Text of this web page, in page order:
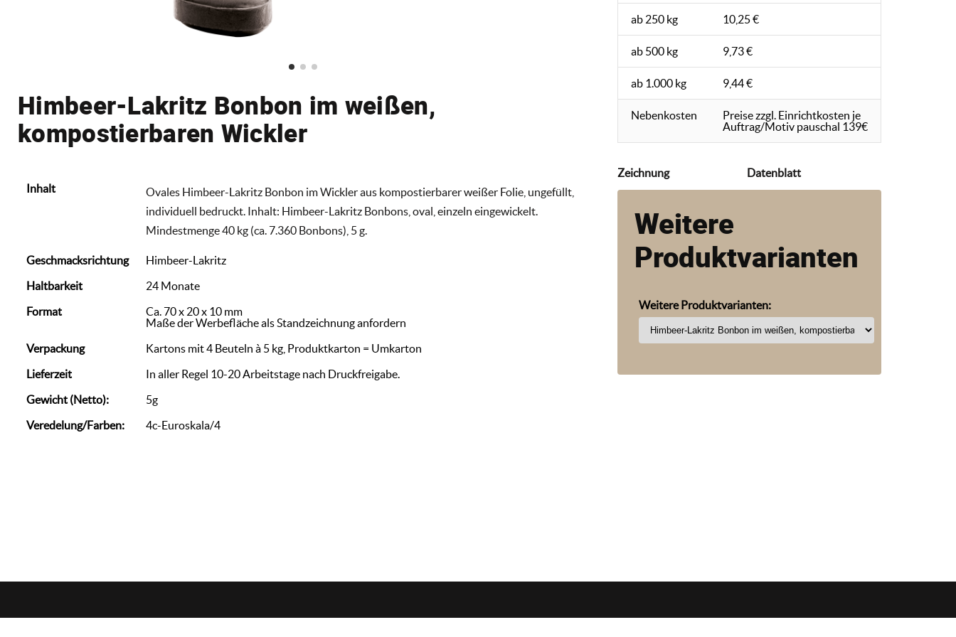
Himbeer-Lakritz Bonbon im weißen,
kompostierbaren Wickler
Inhalt
Ovales Himbeer-Lakritz Bonbon im Wickler aus kompostierbarer weißer Folie, ungefüllt,
individuell bedruckt. Inhalt: Himbeer-Lakritz Bonbons, oval, einzeln eingewickelt.
Mindestmenge 40 kg (ca. 7.360 Bonbons), 5 g.
Geschmacksrichtung
Himbeer-Lakritz
Haltbarkeit
24 Monate
Format
Ca. 70 x 20 x 10 mm
Maße der Werbefläche als Standzeichnung anfordern
Verpackung
Kartons mit 4 Beuteln à 5 kg, Produktkarton = Umkarton
Lieferzeit
In aller Regel 10-20 Arbeitstage nach Druckfreigabe.
Gewicht (Netto):
5g
Veredelung/Farben:
4c-Euroskala/4
ab 250 kg 10,25 €
ab 500 kg 9,73 €
ab 1.000 kg 9,44 €
Nebenkosten
Preise zzgl. Einrichtkosten je
Auftrag/Motiv pauschal 139€
Zeichnung Datenblatt
Weitere
Produktvarianten
Weitere Produktvarianten: